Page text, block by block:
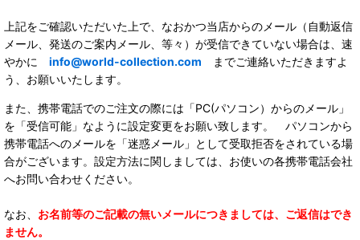
上記をご確認いただいた上で、なおかつ当店からのメール（自動返信
メール、発送のご案内メール、等々）が受信できていない場合は、速
やかに info@world-collection.com までご連絡いただきますよ
う、お願いいたします。
また、携帯電話でのご注文の際には「PC(パソコン）からのメール」
を「受信可能」なように設定変更をお願い致します。 パソコンから
携帯電話へのメールを「迷惑メール」として受取拒否をされている場
合がございます。設定方法に関しましては、お使いの各携帯電話会社
へお問い合わせください。
なお、 お名前等のご記載の無いメールにつきましては、ご返信はでき
ません。